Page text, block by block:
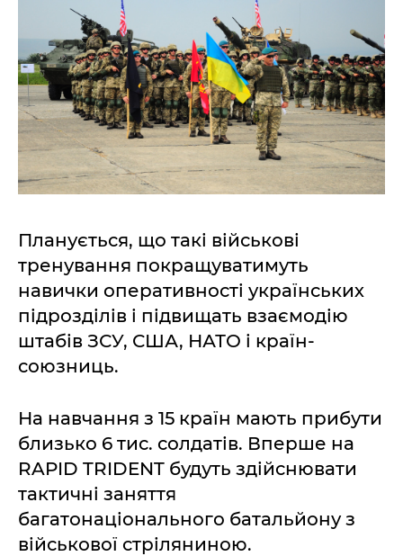
Планується, що такі військові
тренування покращуватимуть
навички оперативності українських
підрозділів і підвищать взаємодію
штабів ЗСУ, США, НАТО і країн-
союзниць.
На навчання з 15 країн мають прибути
близько 6 тис. солдатів. Вперше на
RAPID TRIDENT будуть здійснювати
тактичні заняття
багатонаціонального батальйону з
військової стріляниною.